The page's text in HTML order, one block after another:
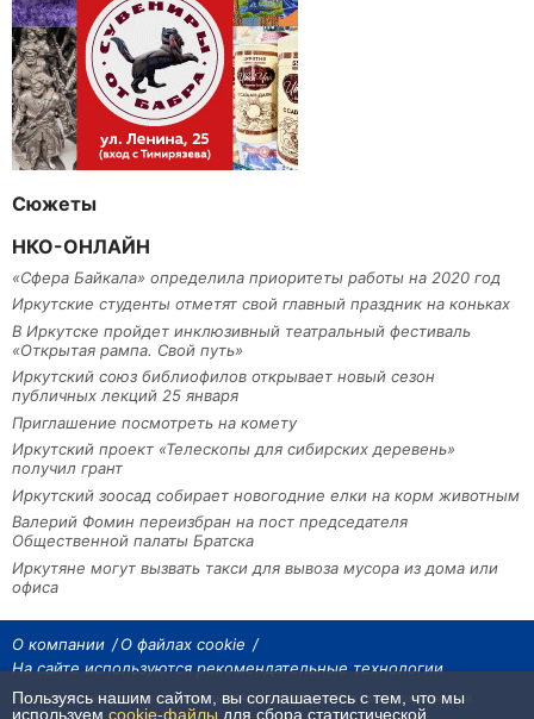
Сюжеты
НКО-ОНЛАЙН
«Сфера Байкала» определила приоритеты работы на 2020 год
Иркутские студенты отметят свой главный праздник на коньках
В Иркутске пройдет инклюзивный театральный фестиваль
«Открытая рампа. Свой путь»
Иркутский союз библиофилов открывает новый сезон
публичных лекций 25 января
Приглашение посмотреть на комету
Иркутский проект «Телескопы для сибирских деревень»
получил грант
Иркутский зоосад собирает новогодние елки на корм животным
Валерий Фомин переизбран на пост председателя
Общественной палаты Братска
Иркутяне могут вызвать такси для вывоза мусора из дома или
офиса
О компании
О файлах cookie
На сайте используются рекомендательные технологии
На сайте размещаются материалы ИА «Наш Север». Все права охраняются
законом.
Пользуясь нашим сайтом, вы соглашаетесь с тем, что мы
используем cookie-файлы для сбора статистической